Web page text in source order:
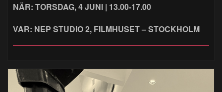
NÄR: TORSDAG, 4 JUNI | 13.00-17.00
VAR: NEP STUDIO 2, FILMHUSET – STOCKHOLM